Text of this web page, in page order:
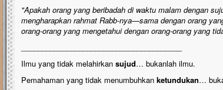
"Apakah orang yang beribadah di waktu malam dengan
mengharapkan rahmat Rabb-nya—sama dengan orang
orang-orang yang mengetahui dengan orang-orang yang
Ilmu yang tidak melahirkan sujud… bukanlah ilmu.
Pemahaman yang tidak menumbuhkan ketundukan…